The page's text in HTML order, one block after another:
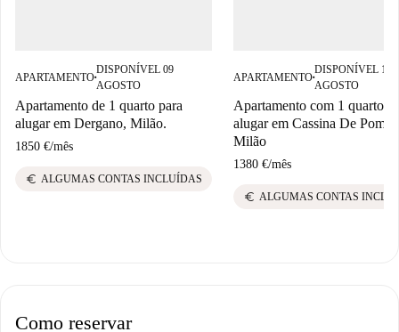
APARTAMENTO■
DISPONÍVEL 09
AGOSTO
Apartamento de 1 quarto para
alugar em Dergano, Milão.
1850 €/mês
euro ALGUMAS CONTAS INCLUÍDAS
APARTAMENTO■
DISPONÍVEL 12
AGOSTO
Apartamento com 1 quarto
alugar em Cassina De Pomm,
Milão
1380 €/mês
euro ALGUMAS CONTAS
Como reservar